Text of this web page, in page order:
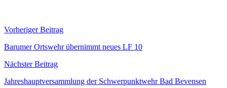
Beitragsnavigation
Vorheriger Beitrag
Barumer Ortswehr übernimmt neues LF 10
Nächster Beitrag
Jahreshauptversammlung der Schwerpunktwehr Bad Bevensen